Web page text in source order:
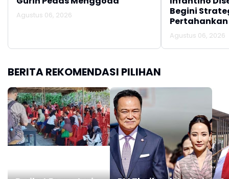
Agustus 06, 2026
Begini
Agustus 06, 2026
BERITA REKOMENDASI PILIHAN